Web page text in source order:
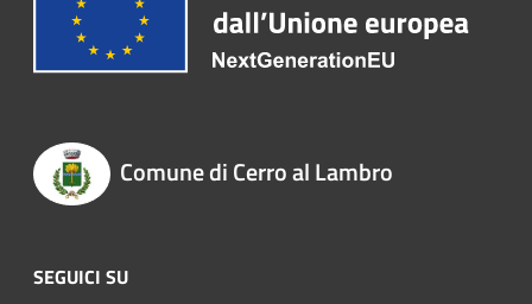
Comune di Cerro al Lambro
SEGUICI SU